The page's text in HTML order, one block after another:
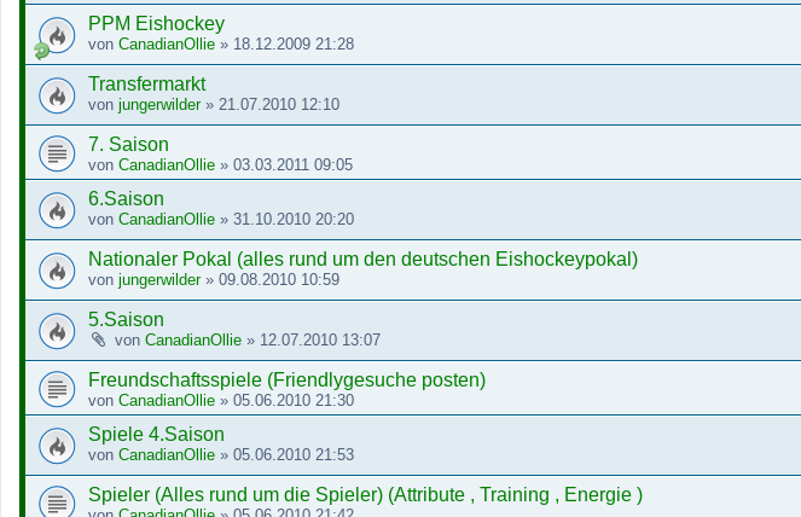
PPM Eishockey
von CanadianOllie » 18.12.2009 21:28
Transfermarkt
von jungerwilder» 21.07.2010 12:10
7. Saison
von CanadianOllie » 03.03.2011 09:05
6.Saison
von CanadianOllie » 31.10.2010 20:20
Nationaler Pokal (alles rund um den deutschen Eishockeypokal)
von jungerwilder» 09.08.2010 10:59
5.Saison
von CanadianOllie » 12.07.2010 13:07
Freundschaftsspiele (Friendlygesuche posten)
von CanadianOllie » 05.06.2010 21:30
Spiele 4.Saison
von CanadianOllie » 05.06.2010 21:53
Spieler (Alles rund um die Spieler) (Attribute , Training , Energie )